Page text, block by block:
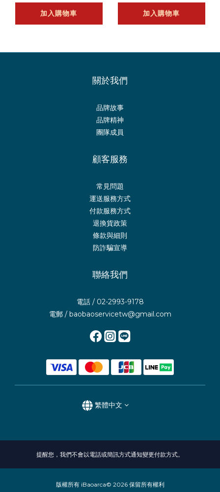
加入購物車 加入購物車
關於我們
品牌故事
品牌精神
團隊成員
顧客服務
常見問題
運送服務方式
付款服務方式
退換貨政策
條款與細則
防詐騙宣導
聯絡我們
電話 / 02-2993-9178
電郵 / baobaoservicetw@gmail.com
繁體中文
提醒您，我們不會以電話或簡訊方式通知變更付款方式。
版權所有 iBaoarca© 2026 保留所有權利